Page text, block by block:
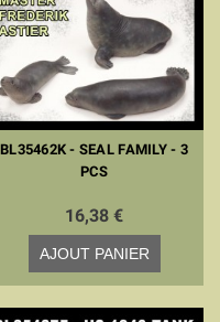
BL35462K - SEAL FAMILY - 3
PCS
16,38 €
AJOUT PANIER